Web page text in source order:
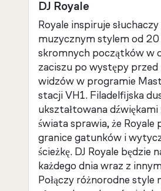
DJ Royale
Royale inspiruje
muzycznym stylem od 20
skromnych początków w
zaciszu po występy
widzów w programie
stacji VH1. Filadelfijska
ukształtowana dźwiękami
świata sprawia, że Royale
granice gatunków i
ścieżkę. DJ Royale będzie
każdego dnia wraz z
Połączy różnorodne style